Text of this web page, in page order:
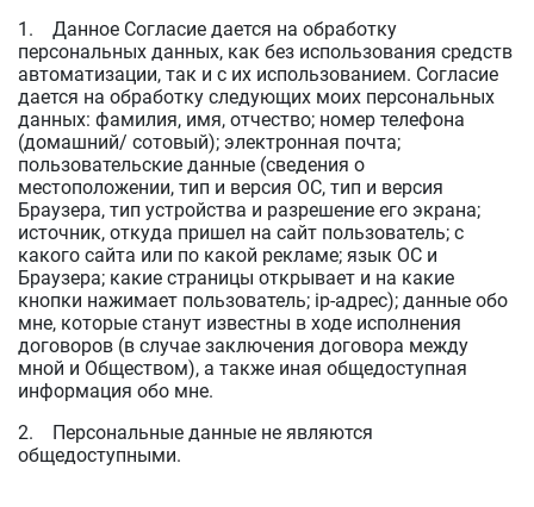
1. Данное Согласие дается на обработку
персональных данных, как без использования средств
автоматизации, так и с их использованием. Согласие
дается на обработку следующих моих персональных
данных: фамилия, имя, отчество; номер телефона
(домашний/ сотовый); электронная почта;
пользовательские данные (сведения о
местоположении, тип и версия ОС, тип и версия
Браузера, тип устройства и разрешение его экрана;
источник, откуда пришел на сайт пользователь; с
какого сайта или по какой рекламе; язык ОС и
Браузера; какие страницы открывает и на какие
кнопки нажимает пользователь; ip-адрес); данные обо
мне, которые станут известны в ходе исполнения
договоров (в случае заключения договора между
мной и Обществом), а также иная общедоступная
информация обо мне.
2. Персональные данные не являются
общедоступными.